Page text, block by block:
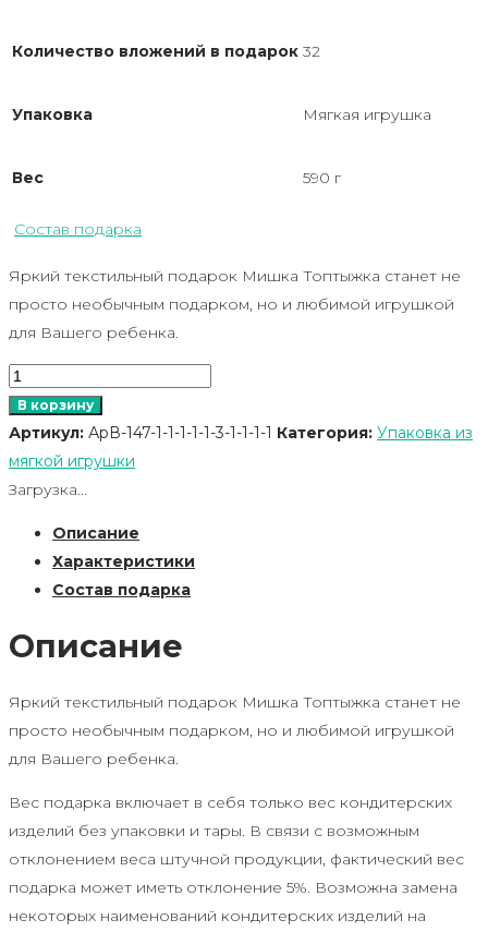
Количество вложений в подарок 32
Упаковка Мягкая игрушка
Вес 590 г
Состав подарка
Яркий текстильный подарок Мишка Топтыжка станет не
просто необычным подарком, но и любимой игрушкой
для Вашего ребенка.
Количество
товара
Мишка
Топтыжка
В корзину
Артикул: АрВ-147-1-1-1-1-1-3-1-1-1-1 Категория: Упаковка из
мягкой игрушки
Загрузка...
Описание
Характеристики
Состав подарка
Описание
Яркий текстильный подарок Мишка Топтыжка станет не
просто необычным подарком, но и любимой игрушкой
для Вашего ребенка.
Вес подарка включает в себя только вес кондитерских
изделий без упаковки и тары. В связи с возможным
отклонением веса штучной продукции, фактический вес
подарка может иметь отклонение 5%. Возможна замена
некоторых наименований кондитерских изделий на